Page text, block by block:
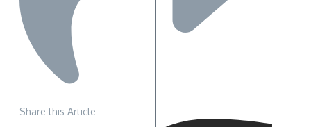
Share this Article